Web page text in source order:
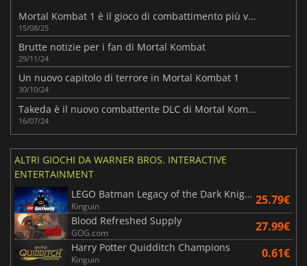
Mortal Kombat 1 è il gioco di combattimento più venduto della generazione
15/08/25
Brutte notizie per i fan di Mortal Kombat
29/11/24
Un nuovo capitolo di terrore in Mortal Kombat 1
30/10/24
Takeda è il nuovo combattente DLC di Mortal Kombat 1
16/07/24
ALTRI GIOCHI DA WARNER BROS. INTERACTIVE
ENTERTAINMENT
LEGO Batman Legacy of the Dark Knight
Kinguin 25.79€
Blood Refreshed Supply
GOG.com 27.99€
Harry Potter Quidditch Champions
Kinguin 0.61€